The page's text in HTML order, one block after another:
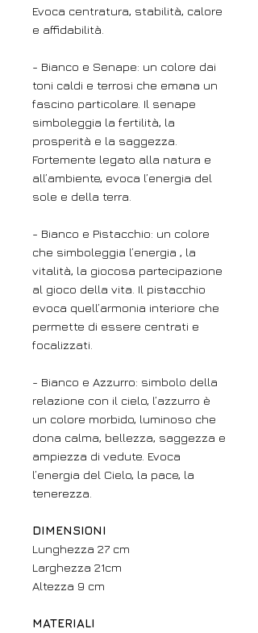
Evoca centratura, stabilità, calore
e affidabilità.
- Bianco e Senape: un colore dai
toni caldi e terrosi che emana un
fascino particolare. Il senape
simboleggia la fertilità, la
prosperità e la saggezza.
Fortemente legato alla natura e
all’ambiente, evoca l’energia del
sole e della terra.
- Bianco e Pistacchio: un colore
che simboleggia l’energia , la
vitalità, la giocosa partecipazione
al gioco della vita. Il pistacchio
evoca quell’armonia interiore che
permette di essere centrati e
focalizzati.
- Bianco e Azzurro: simbolo della
relazione con il cielo, l’azzurro è
un colore morbido, luminoso che
dona calma, bellezza, saggezza e
ampiezza di vedute. Evoca
l’energia del Cielo, la pace, la
tenerezza.
DIMENSIONI
Lunghezza 27 cm
Larghezza 21cm
Altezza 9 cm
MATERIALI